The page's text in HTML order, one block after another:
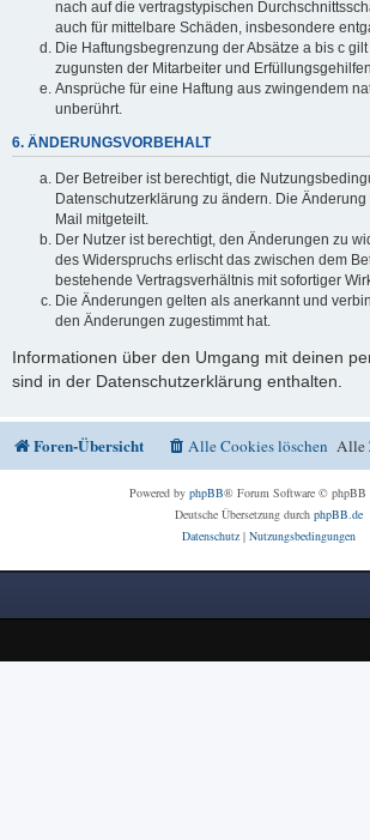
nach auf die vertragstypischen
auch für mittelbare Schäden, insbesondere
Die Haftungsbegrenzung der Absätze a bis c
zugunsten der Mitarbeiter und
Ansprüche für eine Haftung aus zwingendem
unberührt.
6. ÄNDERUNGSVORBEHALT
Der Betreiber ist berechtigt, die
Datenschutzerklärung zu ändern. Die
Mail mitgeteilt.
Der Nutzer ist berechtigt, den Änderungen zu
des Widerspruchs erlischt das zwischen dem
bestehende Vertragsverhältnis mit sofortiger
Die Änderungen gelten als anerkannt und
den Änderungen zugestimmt hat.
Informationen über den Umgang mit deinen
sind in der Datenschutzerklärung enthalten.
Foren-Übersicht Alle
Alle Cookies löschen
Powered by phpBB® Forum Software © phpBB
Deutsche Übersetzung durch phpBB.de
Datenschutz| Nutzungsbedingungen